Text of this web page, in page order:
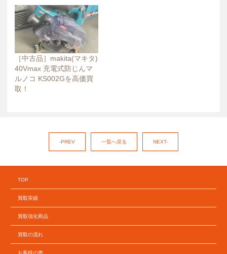
［中古品］makita(マキタ)
40Vmax 充電式防じんマ
ルノコ KS002Gを高価買
取！
-PREV 一覧へ戻る NEXT-
TOP
買取実績
買取強化商品
買取の流れ
お客様の声